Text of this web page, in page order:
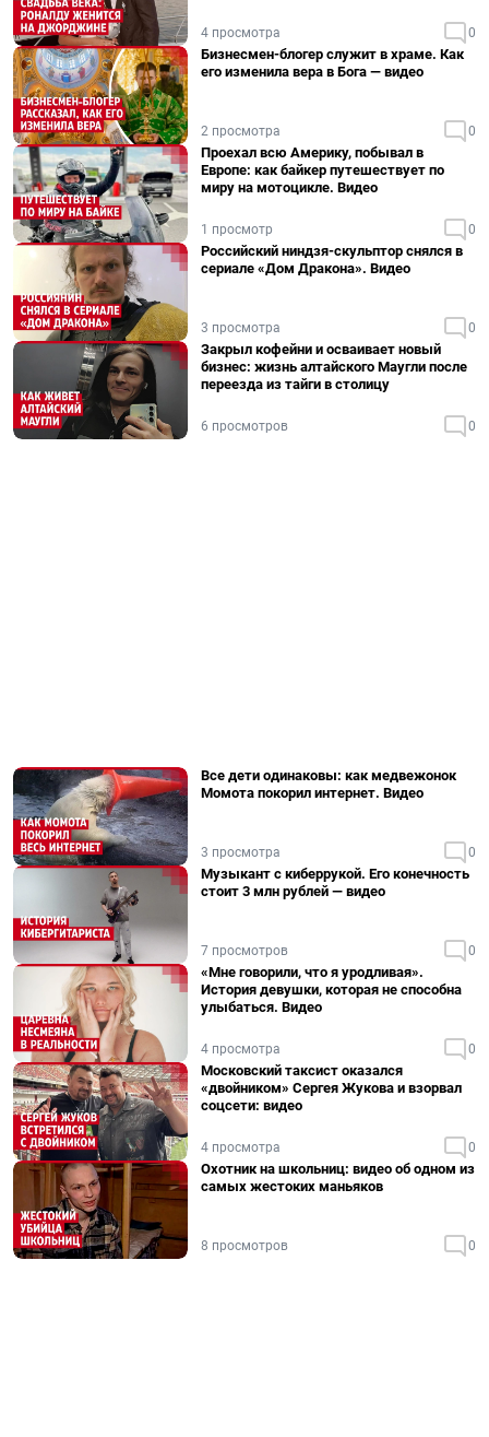
4 просмотра 0
Бизнесмен-блогер служит в храме. Как
его изменила вера в Бога — видео
2 просмотра 0
Проехал всю Америку, побывал в
Европе: как байкер путешествует по
миру на мотоцикле. Видео
1 просмотр 0
Российский ниндзя-скульптор снялся в
сериале «Дом Дракона». Видео
3 просмотра 0
Закрыл кофейни и осваивает новый
бизнес: жизнь алтайского Маугли после
переезда из тайги в столицу
6 просмотров 0
Все дети одинаковы: как медвежонок
Момота покорил интернет. Видео
3 просмотра 0
Музыкант с киберрукой. Его конечность
стоит 3 млн рублей — видео
7 просмотров 0
«Мне говорили, что я уродливая».
История девушки, которая не способна
улыбаться. Видео
4 просмотра 0
Московский таксист оказался
«двойником» Сергея Жукова и взорвал
соцсети: видео
4 просмотра 0
Охотник на школьниц: видео об одном из
самых жестоких маньяков
8 просмотров 0